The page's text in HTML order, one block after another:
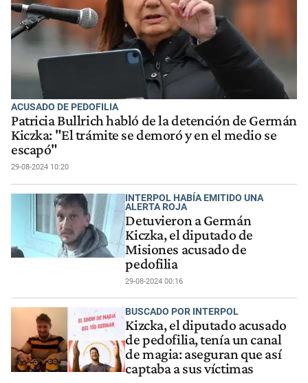
ACUSADO DE PEDOFILIA
Patricia Bullrich habló de la detención de Germán
Kiczka: "El trámite se demoró y en el medio se
escapó"
29-08-2024 10:20
INTERPOL HABÍA EMITIDO UNA
ALERTA ROJA
Detuvieron a Germán
Kiczka, el diputado de
Misiones acusado de
pedofilia
29-08-2024 00:16
BUSCADO POR INTERPOL
Kizcka, el diputado acusado
de pedofilia, tenía un canal
de magia: aseguran que así
captaba a sus víctimas